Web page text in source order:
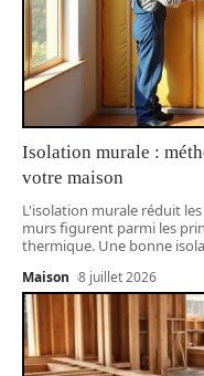
Isolation murale :
votre maison
L'isolation murale réduit
murs figurent parmi les
thermique. Une bonne
Maison 8 juillet 2026